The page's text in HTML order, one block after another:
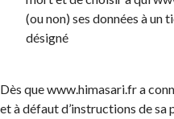
(ou non) ses données à un
désigné
Dès que www.himasari.fr a
et à défaut d’instructions de sa